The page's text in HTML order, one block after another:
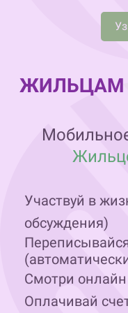
ЖИЛЬЦАМ
Участвуй в
обсуждения)
Смотри
Оплачивай